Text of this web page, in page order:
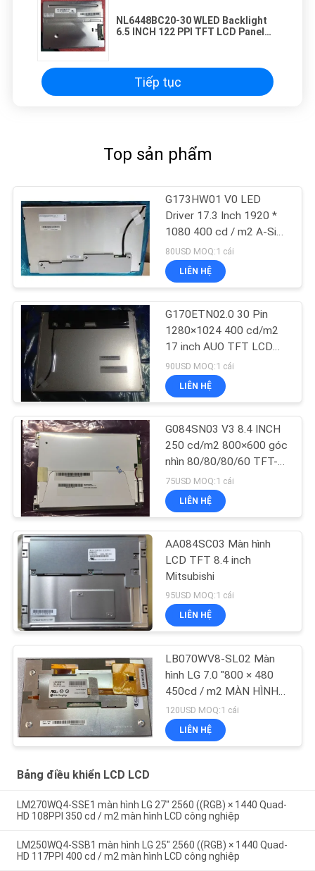
NL6448BC20-30 WLED Backlight
6.5 INCH 122 PPI TFT LCD Panel
Tiếp tục
Top sản phẩm
G173HW01 V0 LED
Driver 17.3 Inch 1920 *
1080 400 cd / m2 A-Si
TFT LCD Panel
80USD MOQ:1 cái
LIÊN HỆ
G170ETN02.0 30 Pin
1280×1024 400 cd/m2
17 inch AUO TFT LCD
Panel
90USD MOQ:1 cái
LIÊN HỆ
G084SN03 V3 8.4 INCH
250 cd/m2 800×600 góc
nhìn 80/80/80/60 TFT-
LCD, LCM
75USD MOQ:1 cái
LIÊN HỆ
AA084SC03 Màn hình
LCD TFT 8.4 inch
Mitsubishi
95USD MOQ:1 cái
LIÊN HỆ
LB070WV8-SL02 Màn
hình LG 7.0 "800 × 480
450cd / m2 MÀN HÌNH
LCD CÔNG NGHIỆP
133PPI
120USD MOQ:1 cái
LIÊN HỆ
Bảng điều khiển LCD LCD
LM270WQ4-SSE1 màn hình LG 27" 2560 ((RGB) × 1440 Quad-
HD 108PPI 350 cd / m2 màn hình LCD công nghiệp
LM250WQ4-SSB1 màn hình LG 25" 2560 ((RGB) × 1440 Quad-
HD 117PPI 400 cd / m2 màn hình LCD công nghiệp